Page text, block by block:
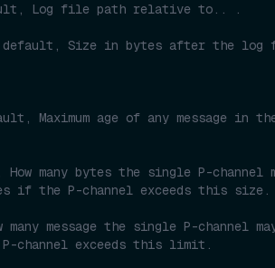
Log file path relative to.. .
default, Size in bytes after the
Maximum age of any message in
many bytes the single P-channel
if the P-channel exceeds this size.
message the single P-channel
P-channel exceeds this limit.